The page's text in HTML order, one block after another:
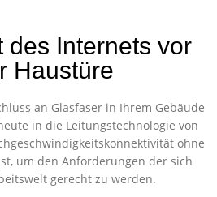
des Internets vor
Haustüre
an Glasfaser in Ihrem Gebäude
in die Leitungstechnologie von
ohne
um den Anforderungen der sich
gerecht zu werden.